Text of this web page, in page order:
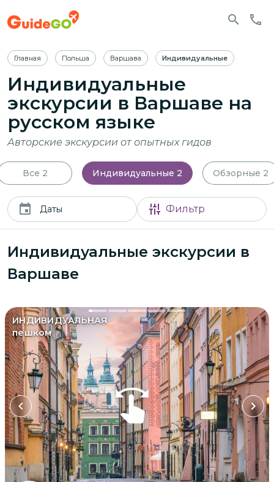
Главная Польша Варшава Индивидуальные
Индивидуальные
экскурсии в Варшаве на
русском языке
Авторские экскурсии от опытных гидов
Все 2 Индивидуальные 2 Обзорные 2
Даты Фильтр
Индивидуальные экскурсии в
Варшаве
ИНДИВИДУАЛЬНАЯ
пешком